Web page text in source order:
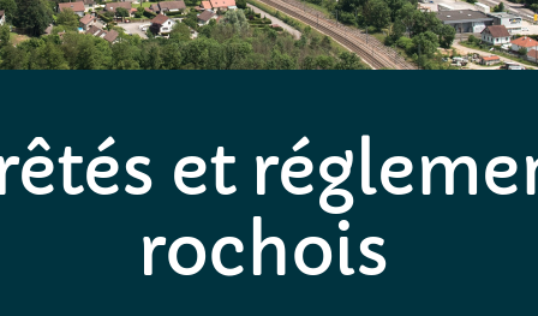
et
rochois